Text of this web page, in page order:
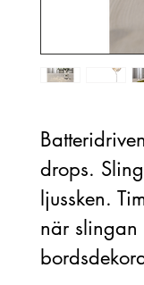
drops.
ljussken.
när